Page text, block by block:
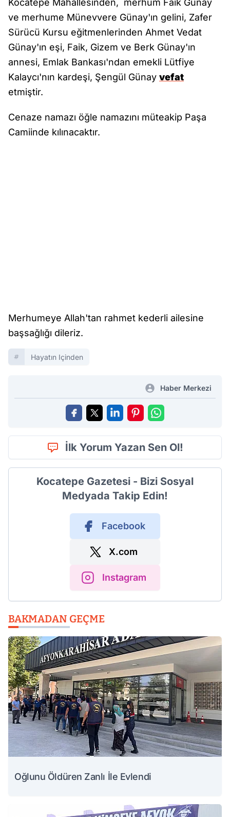
Kocatepe Mahallesinden, merhum Faik Günay
ve merhume Münevvere Günay'ın gelini, Zafer
Sürücü Kursu eğitmenlerinden Ahmet Vedat
Günay'ın eşi, Faik, Gizem ve Berk Günay'ın
annesi, Emlak Bankası'ndan emekli Lütfiye
Kalaycı'nın kardeşi, Şengül Günay vefat
etmiştir.
Cenaze namazı öğle namazını müteakip Paşa
Camiinde kılınacaktır.
Merhumeye Allah'tan rahmet kederli ailesine
başsağlığı dileriz.
Hayatın Içinden
Haber Merkezi
İlk Yorum Yazan Sen Ol!
Kocatepe Gazetesi - Bizi Sosyal
Medyada Takip Edin!
Facebook
X.com
Instagram
BAKMADAN GEÇME
Oğlunu Öldüren Zanlı İle Evlendi